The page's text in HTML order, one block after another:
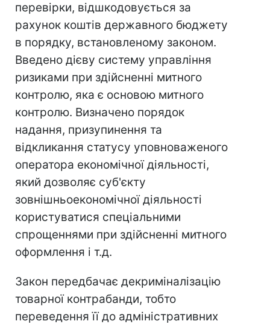
перевірки, відшкодовується за
рахунок коштів державного бюджету
в порядку, встановленому законом.
Введено дієву систему управління
ризиками при здійсненні митного
контролю, яка є основою митного
контролю. Визначено порядок
надання, призупинення та
відкликання статусу уповноваженого
оператора економічної діяльності,
який дозволяє суб'єкту
зовнішньоекономічної діяльності
користуватися спеціальними
спрощеннями при здійсненні митного
оформлення і т.д.
Закон передбачає декриміналізацію
товарної контрабанди, тобто
переведення її до адміністративних